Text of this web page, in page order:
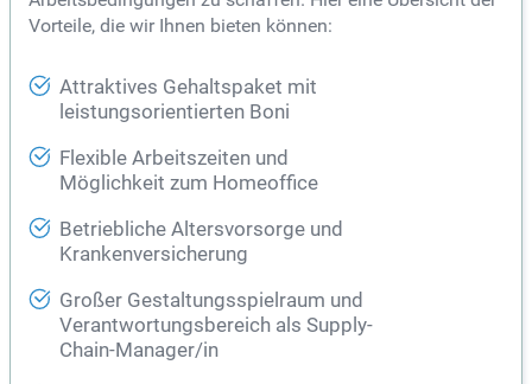
Vorteile, die wir Ihnen bieten können:
Attraktives Gehaltspaket mit
leistungsorientierten Boni
Flexible Arbeitszeiten und
Möglichkeit zum Homeoffice
Betriebliche Altersvorsorge und
Krankenversicherung
Großer Gestaltungsspielraum und
Verantwortungsbereich als Supply-
Chain-Manager/in